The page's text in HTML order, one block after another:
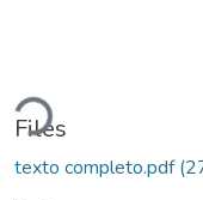
Loading...
Files
texto completo.pdf